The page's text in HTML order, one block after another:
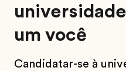
um você
Candidatar-se à